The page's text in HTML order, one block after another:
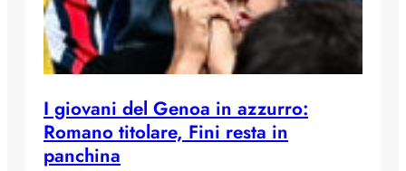
I giovani del Genoa in azzurro:
Romano titolare, Fini resta in
panchina